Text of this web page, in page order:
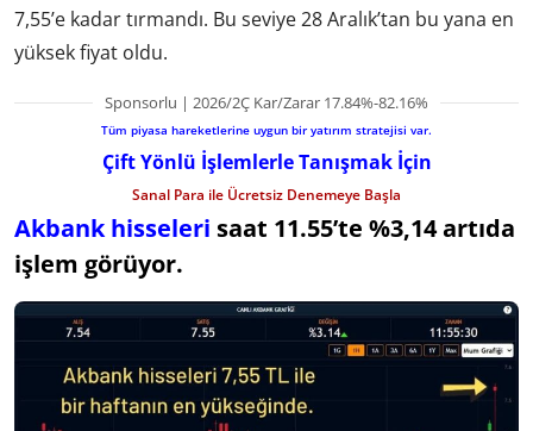
7,55’e kadar tırmandı. Bu seviye 28 Aralık’tan bu yana en
yüksek fiyat oldu.
Sponsorlu | 2026/2Ç Kar/Zarar 17.84%-82.16%
Tüm piyasa hareketlerine uygun bir yatırım stratejisi var.
Çift Yönlü İşlemlerle Tanışmak İçin
Sanal Para ile Ücretsiz Denemeye Başla
Akbank hisseleri saat 11.55’te %3,14 artıda
işlem görüyor.